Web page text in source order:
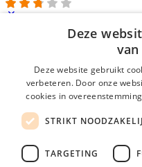
Inloggen als bedrijf
E-mail*
Wachtwoord
login gegevens onthouden
login
Deze
Deze website gebruikt
verbeteren. Door onze
cookies in
STRIKT
TARGETING